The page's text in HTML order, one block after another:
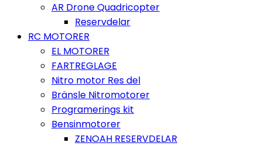
AR Drone Quadricopter
Reservdelar
RC MOTORER
EL MOTORER
FARTREGLAGE
Nitro motor Res del
Bränsle Nitromotorer
Programerings kit
Bensinmotorer
ZENOAH RESERVDELAR